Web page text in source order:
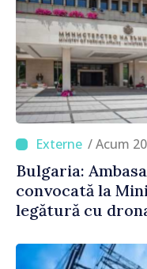
/ Acum
Bulgaria:
convocată la
legătură cu